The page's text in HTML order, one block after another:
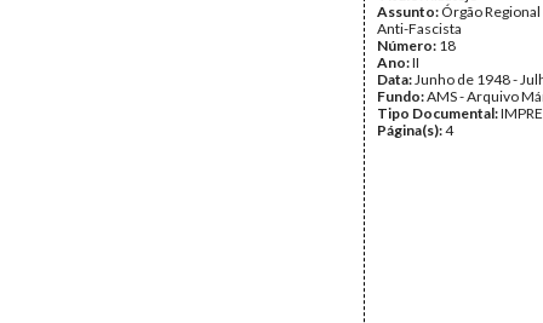
Assunto: Órgão
Anti-Fascista
Número: 18
Ano:II
Data:Junho de 1948 -
Fundo:AMS - Arquivo
Tipo Documental:
Página(s):4